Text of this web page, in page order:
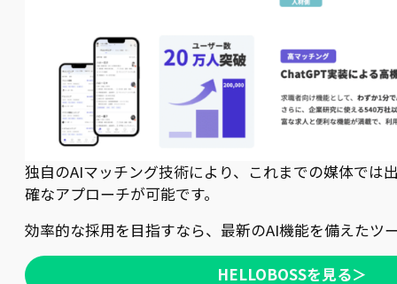
独自のAIマッチング技術により、これまでの媒体では
確なアプローチが可能です。
効率的な採用を目指すなら、最新のAI機能を備えたツ
HELLOBOSSを見る＞